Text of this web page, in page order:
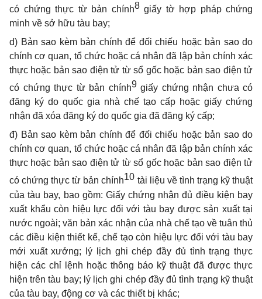
có chứng thực từ bản chính8giấy tờ hợp pháp chứng
minh về sở hữu tàu bay;
d) Bản sao kèm bản chính để đối chiếu hoặc bản sao do
chính cơ quan, tổ chức hoặc cá nhân đã lập bản chính xác
thực hoặc bản sao điện tử từ sổ gốc hoặc bản sao điện tử
có chứng thực từ bản chính9giấy chứng nhận chưa có
đăng ký do quốc gia nhà chế tạo cấp hoặc giấy chứng
nhận đã xóa đăng ký do quốc gia đã đăng ký cấp;
đ) Bản sao kèm bản chính để đối chiếu hoặc bản sao do
chính cơ quan, tổ chức hoặc cá nhân đã lập bản chính xác
thực hoặc bản sao điện tử từ sổ gốc hoặc bản sao điện tử
có chứng thực từ bản chính10 tài liệu về tình trạng kỹ thuật
của tàu bay, bao gồm: Giấy chứng nhận đủ điều kiện bay
xuất khẩu còn hiệu lực đối với tàu bay được sản xuất tại
nước ngoài; văn bản xác nhận của nhà chế tạo về tuân thủ
các điều kiện thiết kế, chế tạo còn hiệu lực đối với tàu bay
mới xuất xưởng; lý lịch ghi chép đầy đủ tình trạng thực
hiện các chỉ lệnh hoặc thông báo kỹ thuật đã được thực
hiện trên tàu bay; lý lịch ghi chép đầy đủ tình trạng kỹ thuật
của tàu bay, động cơ và các thiết bị khác;